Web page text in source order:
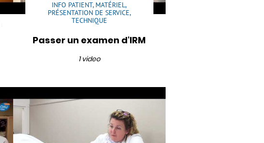
INFO PATIENT, MATÉRIEL,
PRÉSENTATION DE SERVICE,
TECHNIQUE
Passer un examen d'IRM
1 video